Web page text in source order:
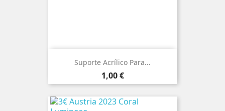
Suporte Acrílico Para...
Preço
1,00 €